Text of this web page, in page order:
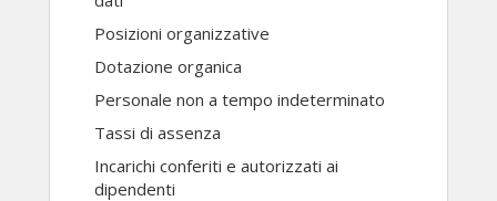
Posizioni organizzative
Dotazione organica
Personale non a tempo indeterminato
Tassi di assenza
Incarichi conferiti e autorizzati ai
dipendenti